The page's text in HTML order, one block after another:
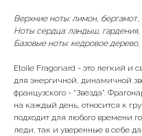
Верхние ноты: лимон, бергамот,
Ноты сердца: ландыш,
Базовые ноты: кедровое
Etoile Fragonard - это легкий и
для энергичной, динамичной
французского - "Звезда".
на каждый день, относится к
подходит для любого времени
леди, так и уверенные в себе